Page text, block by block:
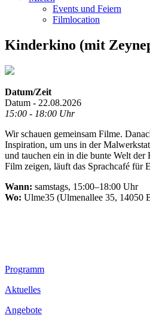
Events und Feiern
Filmlocation
Kinderkino (mit
Datum/Zeit
Datum - 22.08.2026
15:00 - 18:00 Uhr
Wir schauen gemeinsam Filme.
Inspiration, um uns in der
und tauchen ein in die bunte Welt der
Film zeigen, läuft das Sprachcafé für
Wann: samstags, 15:00–18:00 Uhr
Wo: Ulme35 (Ulmenallee 35, 14050
Footer
Inhalt
Programm
Aktuelles
Angebote